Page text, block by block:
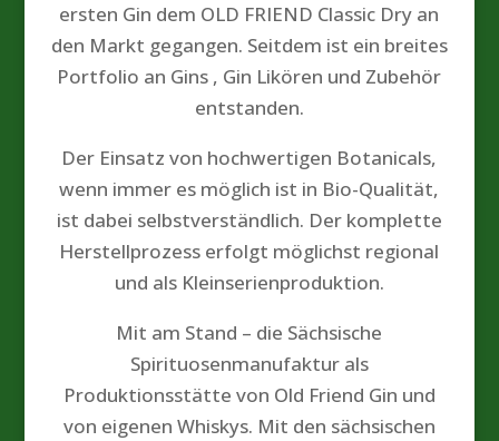
ersten Gin dem OLD FRIEND Classic Dry an
den Markt gegangen. Seitdem ist ein breites
Portfolio an Gins , Gin Likören und Zubehör
entstanden.
Der Einsatz von hochwertigen Botanicals,
wenn immer es möglich ist in Bio-Qualität,
ist dabei selbstverständlich. Der komplette
Herstellprozess erfolgt möglichst regional
und als Kleinserienproduktion.
Mit am Stand – die Sächsische
Spirituosenmanufaktur als
Produktionsstätte von Old Friend Gin und
von eigenen Whiskys. Mit den sächsischen